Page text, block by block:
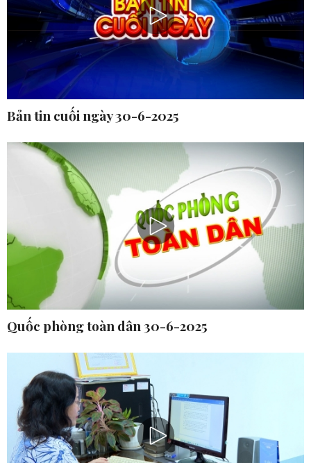
Bản tin cuối ngày 30-6-2025
Quốc phòng toàn dân 30-6-2025